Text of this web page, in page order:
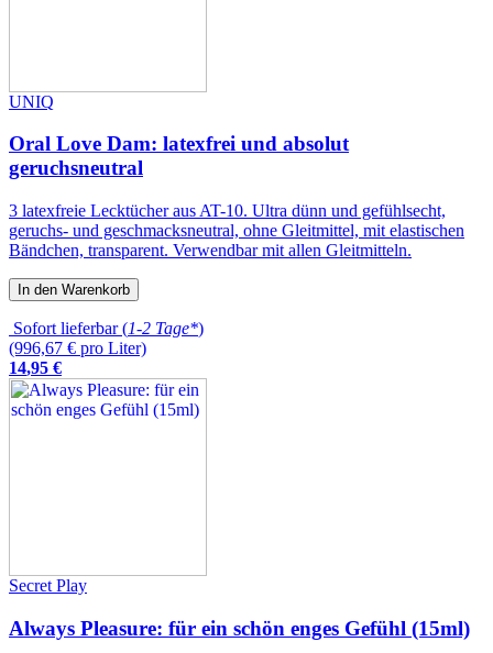
UNIQ
Oral Love Dam: latexfrei und absolut
geruchsneutral
3 latexfreie Lecktücher aus AT-10. Ultra dünn und gefühlsecht,
geruchs- und geschmacksneutral, ohne Gleitmittel, mit elastischen
Bändchen, transparent. Verwendbar mit allen Gleitmitteln.
In den Warenkorb
Sofort lieferbar (1-2 Tage*)
(996,67 € pro Liter)
14,95 €
Secret Play
Always Pleasure: für ein schön enges Gefühl (15ml)